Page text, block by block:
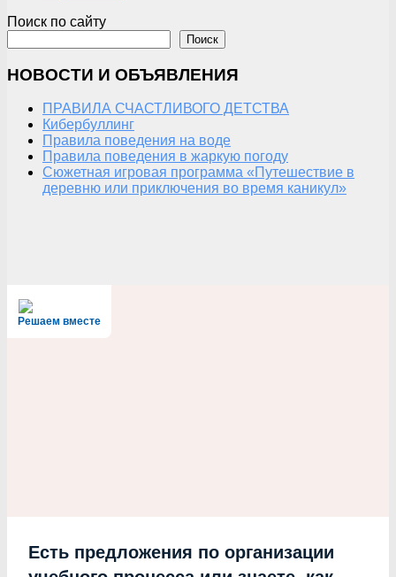
Поиск по сайту
Поиск
НОВОСТИ И ОБЪЯВЛЕНИЯ
ПРАВИЛА СЧАСТЛИВОГО ДЕТСТВА
Кибербуллинг
Правила поведения на воде
Правила поведения в жаркую погоду
Сюжетная игровая программа «Путешествие в
деревню или приключения во время каникул»
Решаем вместе
Есть предложения по организации